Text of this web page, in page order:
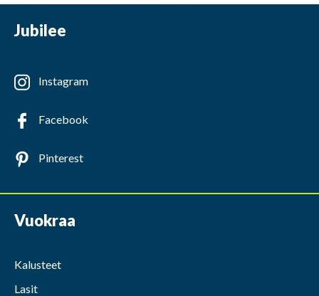
Jubilee
Instagram
Facebook
Pinterest
Vuokraa
Kalusteet
Lasit